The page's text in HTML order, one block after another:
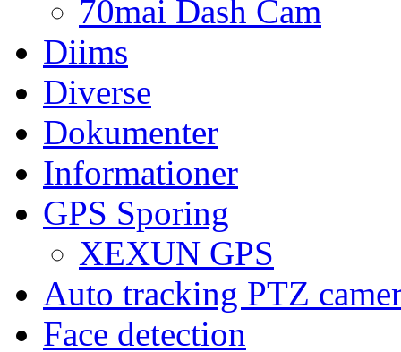
70mai Dash Cam
Diims
Diverse
Dokumenter
Informationer
GPS Sporing
XEXUN GPS
Auto tracking PTZ
Face detection